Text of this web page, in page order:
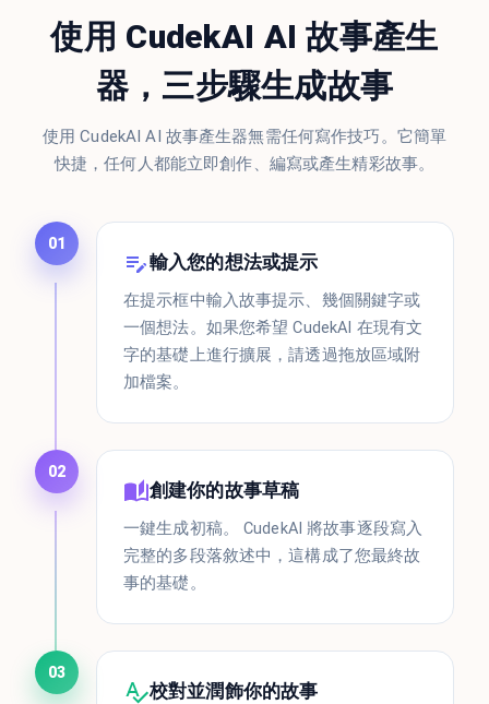
使用 CudekAI AI 故事產生
器，三步驟生成故事
使用 CudekAI AI 故事產生器無需任何寫作技巧。它簡單
快捷，任何人都能立即創作、編寫或產生精彩故事。
01
輸入您的想法或提示
在提示框中輸入故事提示、幾個關鍵字或
一個想法。如果您希望 CudekAI 在現有文
字的基礎上進行擴展，請透過拖放區域附
加檔案。
02
創建你的故事草稿
一鍵生成初稿。 CudekAI 將故事逐段寫入
完整的多段落敘述中，這構成了您最終故
事的基礎。
03
校對並潤飾你的故事